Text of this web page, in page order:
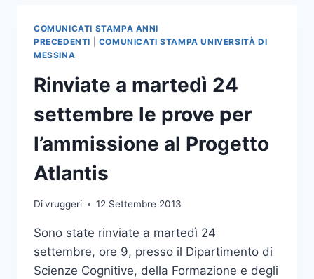
COMUNICATI STAMPA ANNI
PRECEDENTI
COMUNICATI STAMPA UNIVERSITÀ DI
MESSINA
Rinviate a martedì 24
settembre le prove per
l’ammissione al Progetto
Atlantis
Divruggeri 12 Settembre 2013
Sono state rinviate a martedì 24
settembre, ore 9, presso il Dipartimento di
Scienze Cognitive, della Formazione e degli